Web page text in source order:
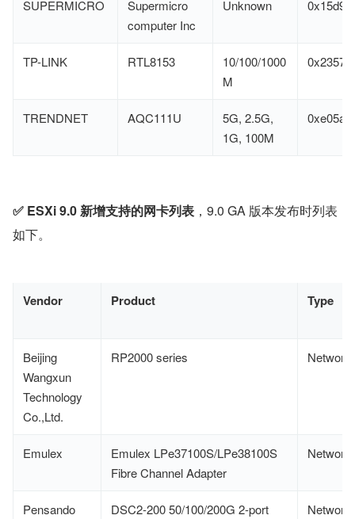
SUPERMICRO
Supermicro
computer Inc
Unknown 0x15d9
TP-LINK RTL8153
10/100/1000
M
0x2357
TRENDNET AQC111U
5G, 2.5G,
1G, 100M
0xe05a
✅ ESXi 9.0 新增支持的网卡列表 ，9.0 GA 版本发布时列表
如下。
Vendor Product Type
Beijing
Wangxun
Technology
Co.,Ltd.
RP2000 series Network
Emulex
Emulex LPe37100S/LPe38100S
Fibre Channel Adapter
Network
Pensando
DSC2-200 50/100/200G 2-port
Network